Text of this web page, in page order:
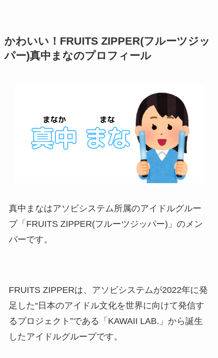
かわいい！FRUITS ZIPPER(フルーツジッ
パー)真中まなのプロフィール
真中まなはアソビシステム所属のアイドルグルー
プ「FRUITS ZIPPER(フルーツジッパー)」のメン
バーです。
FRUITS ZIPPERは、アソビシステムが2022年に発
足した“日本のアイドル文化を世界に向けて発信す
るプロジェクト”である「KAWAII LAB.」から誕生
したアイドルグループです。